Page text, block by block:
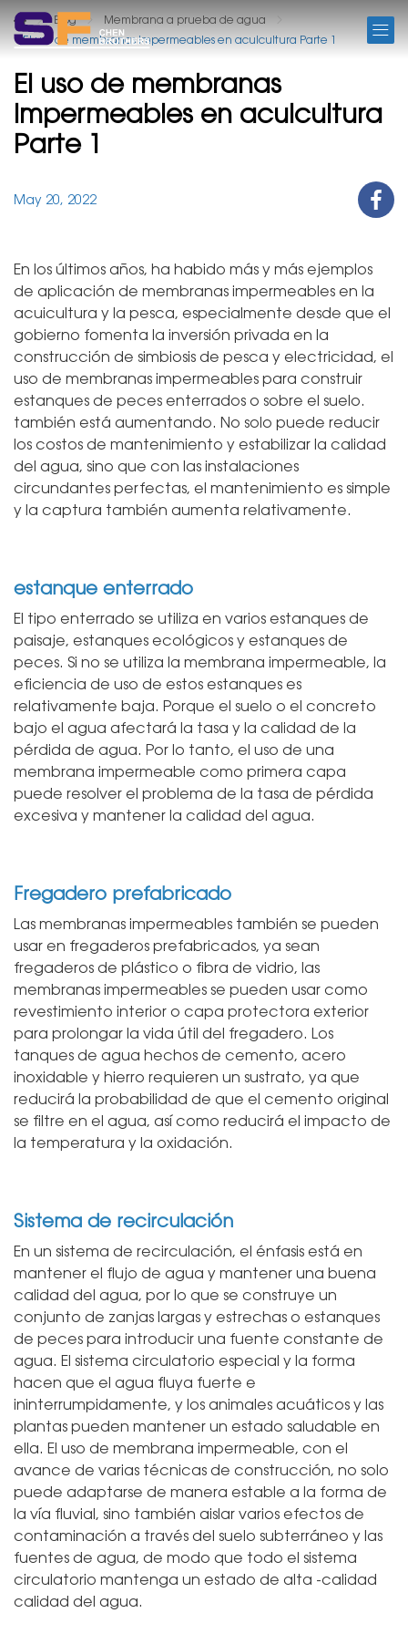
Blog
Membrana a prueba de agua
El uso de membranas impermeables en acuicultura Parte 1
El uso de membranas
impermeables en acuicultura
Parte 1
May 20, 2022
En los últimos años, ha habido más y más ejemplos
de aplicación de membranas impermeables en la
acuicultura y la pesca, especialmente desde que el
gobierno fomenta la inversión privada en la
construcción de simbiosis de pesca y electricidad, el
uso de membranas impermeables para construir
estanques de peces enterrados o sobre el suelo.
también está aumentando. No solo puede reducir
los costos de mantenimiento y estabilizar la calidad
del agua, sino que con las instalaciones
circundantes perfectas, el mantenimiento es simple
y la captura también aumenta relativamente.
estanque enterrado
El tipo enterrado se utiliza en varios estanques de
paisaje, estanques ecológicos y estanques de
peces. Si no se utiliza la membrana impermeable, la
eficiencia de uso de estos estanques es
relativamente baja. Porque el suelo o el concreto
bajo el agua afectará la tasa y la calidad de la
pérdida de agua. Por lo tanto, el uso de una
membrana impermeable como primera capa
puede resolver el problema de la tasa de pérdida
excesiva y mantener la calidad del agua.
Fregadero prefabricado
Las membranas impermeables también se pueden
usar en fregaderos prefabricados, ya sean
fregaderos de plástico o fibra de vidrio, las
membranas impermeables se pueden usar como
revestimiento interior o capa protectora exterior
para prolongar la vida útil del fregadero. Los
tanques de agua hechos de cemento, acero
inoxidable y hierro requieren un sustrato, ya que
reducirá la probabilidad de que el cemento original
se filtre en el agua, así como reducirá el impacto de
la temperatura y la oxidación.
Sistema de recirculación
En un sistema de recirculación, el énfasis está en
mantener el flujo de agua y mantener una buena
calidad del agua, por lo que se construye un
conjunto de zanjas largas y estrechas o estanques
de peces para introducir una fuente constante de
agua. El sistema circulatorio especial y la forma
hacen que el agua fluya fuerte e
ininterrumpidamente, y los animales acuáticos y las
plantas pueden mantener un estado saludable en
ella. El uso de membrana impermeable, con el
avance de varias técnicas de construcción, no solo
puede adaptarse de manera estable a la forma de
la vía fluvial, sino también aislar varios efectos de
contaminación a través del suelo subterráneo y las
fuentes de agua, de modo que todo el sistema
circulatorio mantenga un estado de alta -calidad
calidad del agua.